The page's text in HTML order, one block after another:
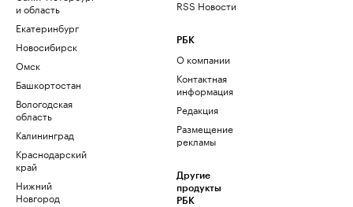
и область
Екатеринбург
Новосибирск
Омск
Башкортостан
Вологодская
область
Калининград
Краснодарский
край
Нижний
Новгород
RSS Новости
РБК
О компании
Контактная
информация
Редакция
Размещение
рекламы
Другие
продукты
РБК